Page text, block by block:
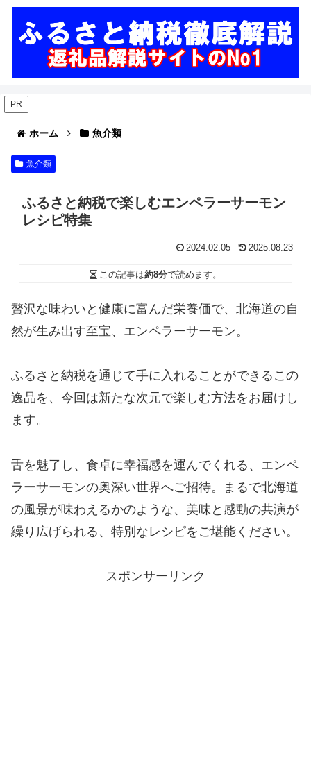
PR
ホーム 魚介類
魚介類
ふるさと納税で楽しむエンペラーサーモン
レシピ特集
2024.02.05 2025.08.23
この記事は約8分で読めます。
贅沢な味わいと健康に富んだ栄養価で、北海道の自
然が生み出す至宝、エンペラーサーモン。
ふるさと納税を通じて手に入れることができるこの
逸品を、今回は新たな次元で楽しむ方法をお届けし
ます。
舌を魅了し、食卓に幸福感を運んでくれる、エンペ
ラーサーモンの奥深い世界へご招待。まるで北海道
の風景が味わえるかのような、美味と感動の共演が
繰り広げられる、特別なレシピをご堪能ください。
スポンサーリンク